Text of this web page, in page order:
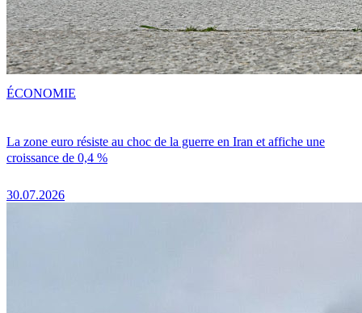
La zone euro résiste au choc de la guerre en Iran et affiche une
croissance de 0,4 %
30.07.2026
ÉCONOMIE